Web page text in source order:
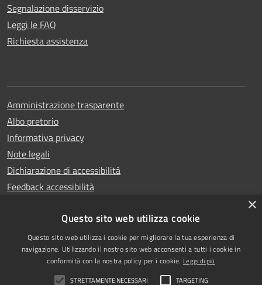
Segnalazione disservizio
Leggi le FAQ
Richiesta assistenza
Amministrazione trasparente
Albo pretorio
Informativa privacy
Note legali
Dichiarazione di accessibilità
Feedback accessibilità
RSS
Accessibilità
Copyright © 2025
Comune di Garlasco
×
Questo sito web utilizza cookie
Questo sito web utilizza i cookie per migliorare la tua esperienza di
navigazione. Utilizzando il nostro sito web acconsenti a tutti i cookie in
conformità con la nostra policy per i cookie. Leggi di più
STRETTAMENTE NECESSARI TARGETING